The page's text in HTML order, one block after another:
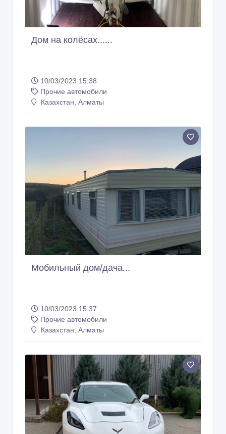
Дом на колёсах......
10/03/2023 15:38
Прочие автомобили
Казахстан, Алматы
Мобильный дом/дача...
10/03/2023 15:37
Прочие автомобили
Казахстан, Алматы